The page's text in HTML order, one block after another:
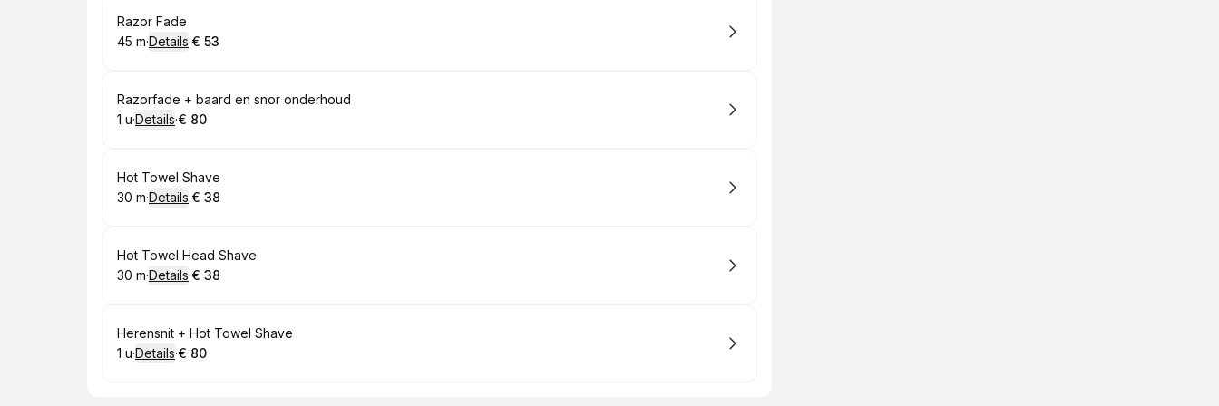
Boek
Razor Fade
.Duur:
45 m·Details·
.Prijs:
€ 53
Boek
Razorfade + baard en snor onderhoud
. Duur:
1 u·Details·
.Prijs:
€ 80
Boek
Hot Towel Shave
.Duur:
30 m·Details·
.Prijs:
€ 38
Boek
Hot Towel Head Shave
.Duur:
30 m·Details·
.Prijs:
€ 38
Boek
Herensnit + Hot Towel Shave
. Duur:
1 u·Details·
.Prijs:
€ 80